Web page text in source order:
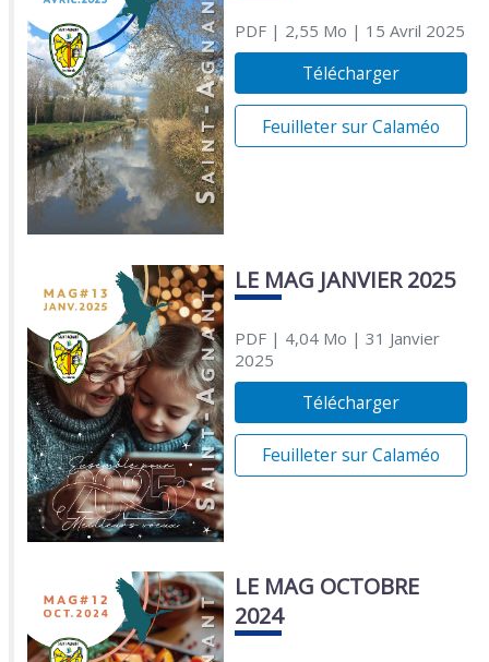
PDF| 2,55 Mo | 15 Avril 2025
Télécharger
Feuilleter sur Calaméo
LE MAG JANVIER 2025
PDF| 4,04 Mo | 31 Janvier
2025
Télécharger
Feuilleter sur Calaméo
LE MAG OCTOBRE
2024